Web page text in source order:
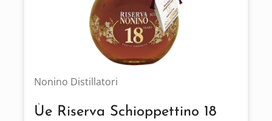
Nonino Distillatori
Ùe Riserva Schioppettino 18